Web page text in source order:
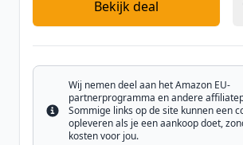
Bekijk deal
Info
Wij nemen deel aan het Amazon EU-
partnerprogramma en andere
Sommige links op de site kunnen een
opleveren als je een aankoop doet,
kosten voor jou.